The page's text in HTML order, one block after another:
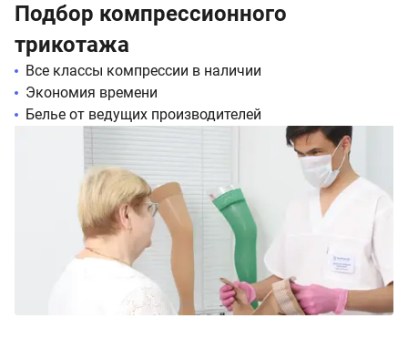
Подбор компрессионного
трикотажа
Все классы компрессии в наличии
Экономия времени
Белье от ведущих производителей